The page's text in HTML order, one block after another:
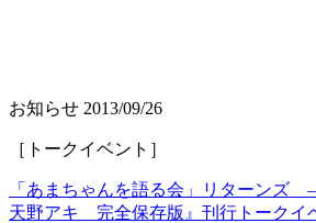
お知らせ 2013/09/26
［トークイベント］
「あまちゃんを語る会」リターンズ
天野アキ 完全保存版』刊行トークイ